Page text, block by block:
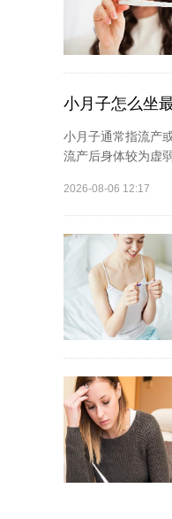
小月子怎么坐
小月子通常指流产
流产后身体较为虚
2026-08-06 12:17